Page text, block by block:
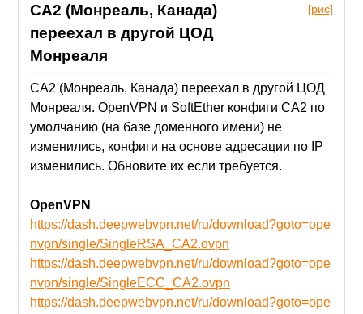
[рис]
CA2 (Монреаль, Канада)
переехал в другой ЦОД
Монреаля
CA2 (Монреаль, Канада) переехал в другой ЦОД
Монреаля. OpenVPN и SoftEther конфиги CA2 по
умолчанию (на базе доменного имени) не
изменились, конфиги на основе адресации по IP
изменились. Обновите их если требуется.
OpenVPN
https://dash.deepwebvpn.net/ru/download?goto=ope
nvpn/single/SingleRSA_CA2.ovpn
https://dash.deepwebvpn.net/ru/download?goto=ope
nvpn/single/SingleECC_CA2.ovpn
https://dash.deepwebvpn.net/ru/download?goto=ope